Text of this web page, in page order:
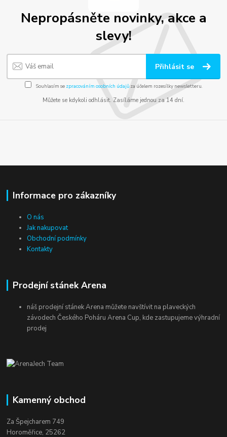
Nepropásněte novinky, akce a
slevy!
Přihlásit se
Souhlasím se zpracováním osobních údajůza účelem rozesílky newsletteru.
Můžete se kdykoli odhlásit. Zasíláme jednou za 14 dní.
Informace pro zákazníky
O nás
Jak nakupovat
Obchodní podmínky
Kontakty
Prodejní stánek Arena
náš prodejní stánek Arena můžete navštívit na plaveckých
závodech Českého Poháru Arena Cup, kde zastupujeme výhradní
prodej
Kamenný obchod
Za Špejcharem 749
Horoměřice, 25262